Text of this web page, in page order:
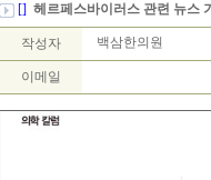
[] 헤르페스바이러스 관련 뉴스
작성자 백삼한의원
이메일